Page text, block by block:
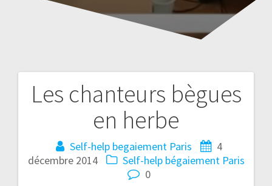
Les chanteurs bègues
en herbe
Self-help begaiement Paris
4
décembre 2014
Self-help bégaiement Paris
0
Navigation
l’article